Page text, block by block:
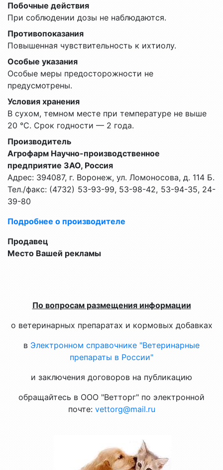
Побочные действия
При соблюдении дозы не наблюдаются.
Противопоказания
Повышенная чувствительность к ихтиолу.
Особые указания
Особые меры предосторожности не
предусмотрены.
Условия хранения
В сухом, темном месте при температуре не выше
20 °С. Срок годности — 2 года.
Производитель
Агрофарм Научно-производственное
предприятие ЗАО, Россия
Адрес: 394087, г. Воронеж, ул. Ломоносова, д. 114 Б.
Тел./факс: (4732) 53-93-99, 53-98-42, 53-94-35, 24-
39-80
Подробнее о производителе
Продавец
Место Вашей рекламы
По вопросам размещения информации
о ветеринарных препаратах и кормовых добавках
в Электронном справочнике "Ветеринарные
препараты в России"
и заключения договоров на публикацию
обращайтесь в ООО "Ветторг" по электронной
почте: vettorg@mail.ru